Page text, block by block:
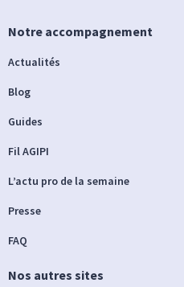
Notre accompagnement
Actualités
Blog
Guides
Fil AGIPI
L’actu pro de la semaine
Presse
FAQ
Nos autres sites